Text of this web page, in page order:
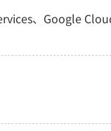
、Google